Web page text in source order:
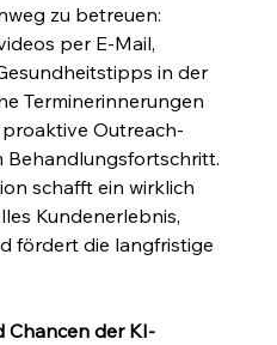
zu betreuen:
per E-Mail,
in der
Terminerinnerungen
Outreach-
Behandlungsfortschritt.
schafft ein wirklich
Kundenerlebnis,
fördert die langfristige
Chancen der KI-